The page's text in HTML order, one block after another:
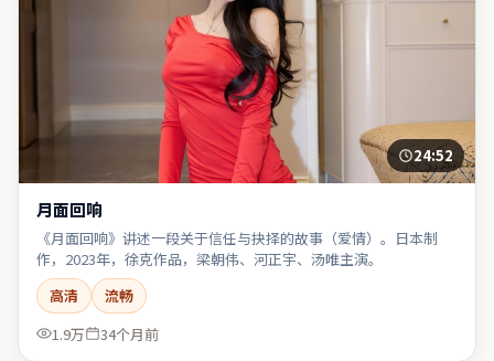
24:52
月面回响
《月面回响》讲述一段关于信任与抉择的故事（爱情）。日本制
作，2023年，徐克作品，梁朝伟、河正宇、汤唯主演。
高清
流畅
1.9万
34个月前